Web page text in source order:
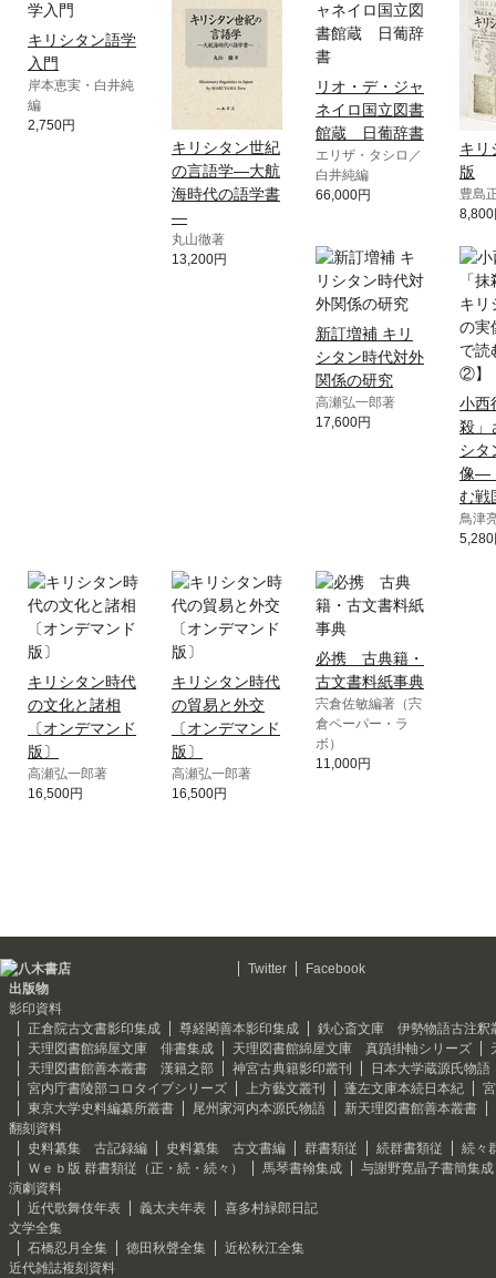
キリシタン語学
入門
岸本恵実・白井純
編
2,750円
キリシタン世紀
の言語学—大航
海時代の語学書
—
丸山徹著
13,200円
リオ・デ・ジャ
ネイロ国立図書
館蔵 日葡辞書
エリザ・タシロ／
白井純編
66,000円
キリ
版
豊島
8,800
新訂増補 キリ
シタン時代対外
関係の研究
高瀬弘一郎著
17,600円
小西
殺」
シタ
像—
む
鳥津
5,280
キリシタン時代
の文化と諸相
〔オンデマンド
版〕
高瀬弘一郎著
16,500円
キリシタン時代
の貿易と外交
〔オンデマンド
版〕
高瀬弘一郎著
16,500円
必携 古典籍・
古文書料紙事典
宍倉佐敏編著（宍
倉ペーパー・ラ
ボ）
11,000円
Twitter
Facebook
出版物
影印資料
正倉院古文書影印集成
尊経閣善本影印集成
鉄心斎文庫 伊勢物語古注釈
天理図書館綿屋文庫 俳書集成
天理図書館綿屋文庫 真蹟掛軸シリーズ
天理図書館善本叢書 漢籍之部
神宮古典籍影印叢刊
日本大学蔵源氏物語
宮内庁書陵部コロタイプシリーズ
上方藝文叢刊 蓬左文庫本続日本紀
東京大学史料編纂所叢書
尾州家河内本源氏物語
新天理図書館善本叢書
翻刻資料
史料纂集 古記録編
史料纂集 古文書編 群書類従 続群書類従
続々
Ｗｅｂ版 群書類従（正・続・続々）
馬琴書翰集成
与謝野寛晶子書簡集成
演劇資料
近代歌舞伎年表
義太夫年表
喜多村緑郎日記
文学全集
石橋忍月全集
徳田秋聲全集
近松秋江全集
近代雑誌複刻資料